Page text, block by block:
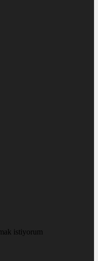
istiyorum